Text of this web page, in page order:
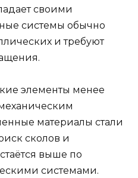
своими
системы обычно
и требуют
элементы менее
материалы стали
сколов и
выше по
системами.